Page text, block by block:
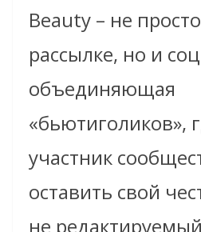
Beauty – не
рассылке, но и
объединяющая
«бьютиголиков»,
участник
оставить свой
не